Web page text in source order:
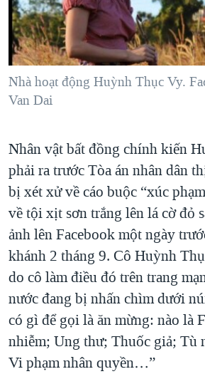
"Tìm"NGƯỜI VIỆT HẢI NGOẠI
ĐỜI SỐNG
KINH TẾ
KHOA HỌC
VĂN HOÁ
THỂ THAO
GIÁO DỤC
TẠI
HÀNH TRÌNH BẦU CỬ 2024
MỘT NĂM CHIẾN TRANH TẠI DẢI
GIẢI MÃ VÀNH ĐAI & CON ĐƯỜNG
NGÀY TỊ NẠN THẾ GIỚI
GROUND ZERO – XƯA VÀ NAY
CHI PHÍ CHIẾN TRANH AFGHANISTAN
CÁC GIÁ TRỊ CỘNG HÒA Ở VIỆT NAM
THƯỢNG ĐỈNH TRUMP-KIM TẠI
TRỊNH VĨNH BÌNH VS. CHÍNH PHỦ
NGƯ DÂN VIỆT VÀ LÀN SÓNG TRỘM
BÊN KIA QUỐC LỘ: TIẾNG VỌNG TỪ
QUAN HỆ VIỆT MỸ
VIDEO
NGHE
MẠNG XÃ HỘI
Ngôn ngữ khác
Nhà hoạt động Huỳnh Thục Vy.
Van Dai
Nhân vật bất đồng chính kiến
phải ra trước Tòa án nhân dân
bị xét xử về cáo buộc “xúc
về tội xịt sơn trắng lên lá cờ đỏ
ảnh lên Facebook một ngày
khánh 2 tháng 9. Cô Huỳnh
do cô làm điều đó trên trang
nước đang bị nhấn chìm dưới
có gì để gọi là ăn mừng: nào là
nhiễm; Ung thư; Thuốc giả; Tù
Vi phạm nhân quyền…”